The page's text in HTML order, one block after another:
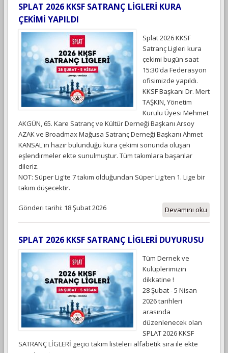
SPLAT 2026 KKSF SATRANÇ LİGLERİ KURA
ÇEKİMİ YAPILDI
Splat 2026 KKSF
Satranç Ligleri kura
çekimi bugün saat
15:30'da Federasyon
ofisimizde yapıldı.
KKSF Başkanı Dr. Mert
TAŞKIN, Yönetim
Kurulu Üyesi Mehmet
AKGÜN, 65. Kare Satranç ve Kültür Derneği Başkanı Arsoy
AZAK ve Broadmax Mağusa Satranç Derneği Başkanı Ahmet
KANSAL'ın hazır bulunduğu kura çekimi sonunda oluşan
eşlendirmeler ekte sunulmuştur. Tüm takımlara başarılar
dileriz.
NOT: Süper Lig'te 7 takım olduğundan Süper Lig'ten 1. Lige bir
takım düşecektir.
Devamını oku
Gönderi tarihi: 18 Şubat 2026
SPLAT 2026 KKSF SATRANÇ LİGLERİ DUYURUSU
Tüm Dernek ve
Kulüplerimizin
dikkatine !
28 Şubat - 5 Nisan
2026 tarihleri
arasında
düzenlenecek olan
SPLAT 2026 KKSF
SATRANÇ LİGLERİ geçici takım listeleri alfabetik sıra ile ekte